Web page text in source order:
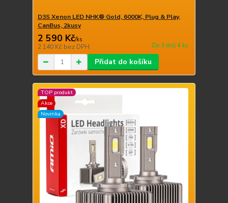
D3S Xenon LED NHK® Gold, 6000K, Plug & Play,
CanBus, 2kusy
2 590 Kč/ks
2 140 Kč bez DPH Do 3 dnů 4 ks
Přidat do košíku
TOP produkt
Akce
Novinka